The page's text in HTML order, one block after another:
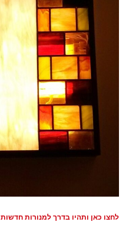
לחצו כאן ותהיו בדרך למנורות חדשות